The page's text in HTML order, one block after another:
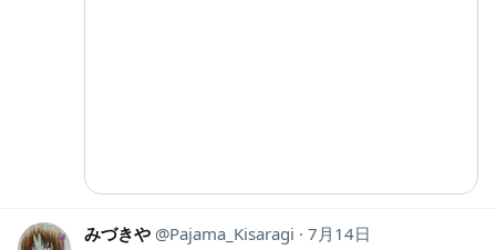
みづきや Pajama_Kisaragi
7月14日